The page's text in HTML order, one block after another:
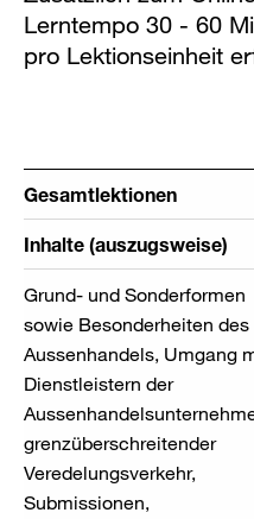
Lerntempo 30 - 60
pro Lektionseinheit
Gesamtlektionen
Inhalte (auszugsweise)
Grund- und Sonderformen
sowie Besonderheiten des
Aussenhandels, Umgang
Dienstleistern der
grenzüberschreitender
Veredelungsverkehr,
Submissionen,